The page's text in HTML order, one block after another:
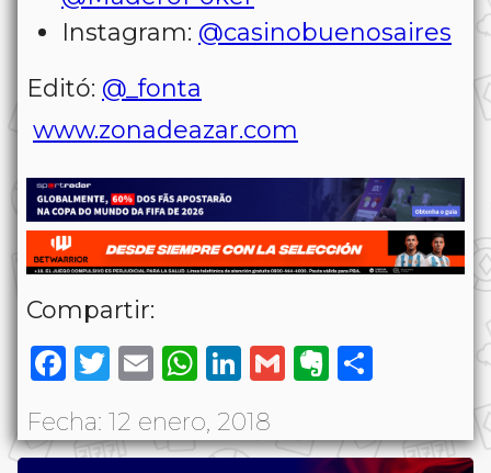
Instagram: @casinobuenosaires
Editó: @_fonta
www.zonadeazar.com
Compartir:
Facebook
Twitter
EmailWhatsApp
LinkedIn
GmailEvernote
Fecha: 12 enero, 2018